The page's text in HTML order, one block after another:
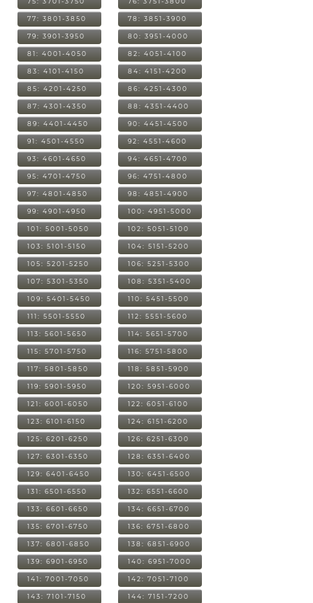
77: 3801-3850 78: 3851-3900
79: 3901-3950 80: 3951-4000
81: 4001-4050 82: 4051-4100
83: 4101-4150 84: 4151-4200
85: 4201-4250 86: 4251-4300
87: 4301-4350 88: 4351-4400
89: 4401-4450 90: 4451-4500
91: 4501-4550 92: 4551-4600
93: 4601-4650 94: 4651-4700
95: 4701-4750 96: 4751-4800
97: 4801-4850 98: 4851-4900
99: 4901-4950 100: 4951-5000
101: 5001-5050 102: 5051-5100
103: 5101-5150 104: 5151-5200
105: 5201-5250 106: 5251-5300
107: 5301-5350 108: 5351-5400
109: 5401-5450 110: 5451-5500
111: 5501-5550 112: 5551-5600
113: 5601-5650 114: 5651-5700
115: 5701-5750 116: 5751-5800
117: 5801-5850 118: 5851-5900
119: 5901-5950 120: 5951-6000
121: 6001-6050 122: 6051-6100
123: 6101-6150 124: 6151-6200
125: 6201-6250 126: 6251-6300
127: 6301-6350 128: 6351-6400
129: 6401-6450 130: 6451-6500
131: 6501-6550 132: 6551-6600
133: 6601-6650 134: 6651-6700
135: 6701-6750 136: 6751-6800
137: 6801-6850 138: 6851-6900
139: 6901-6950 140: 6951-7000
141: 7001-7050 142: 7051-7100
143: 7101-7150 144: 7151-7200